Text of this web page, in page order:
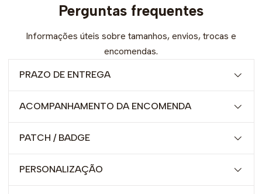
Perguntas frequentes
Informações úteis sobre tamanhos, envios, trocas e
encomendas.
PRAZO DE ENTREGA
ACOMPANHAMENTO DA ENCOMENDA
PATCH / BADGE
PERSONALIZAÇÃO